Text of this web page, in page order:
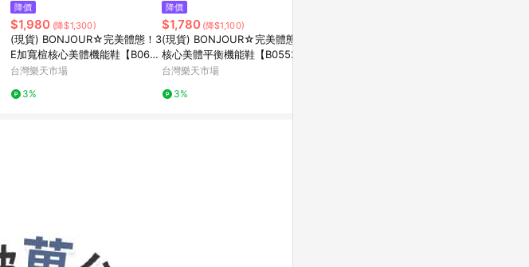
降價
$1,980 (降$1,300)
(現貨) BONJOUR☆完美體態！3
E加寬楦核心美體機能鞋【B062
2】6色 美的三次方 治裝激推
台灣樂天市場
3%
降價
$1,780 (降$1,100)
(現貨) BONJOUR☆完美體態！
核心美體平衡機能鞋【B0552】
美的三次方 治裝激推
台灣樂天市場
3%